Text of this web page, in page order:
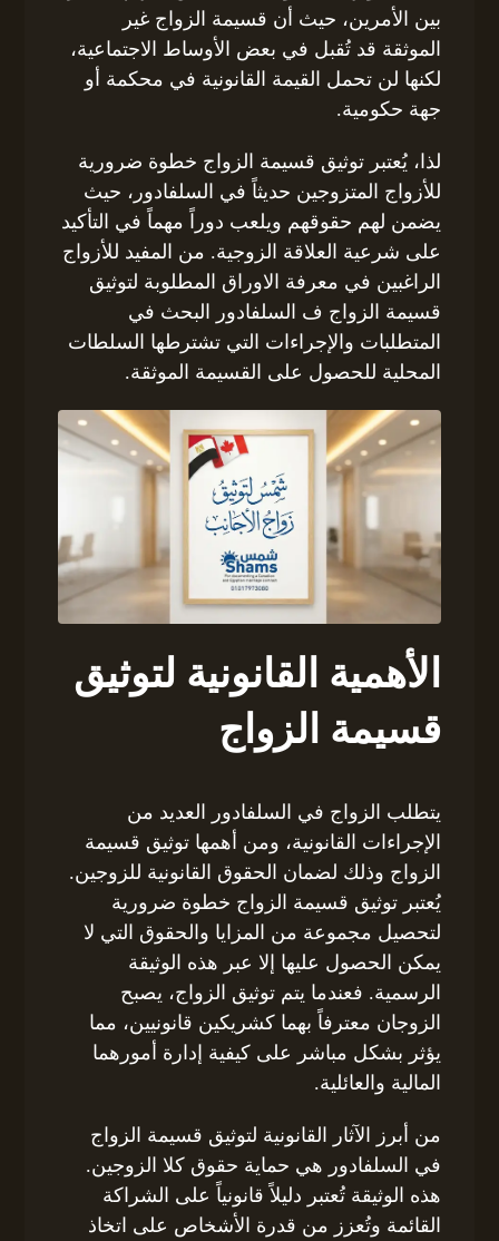
بين الأمرين، حيث أن قسيمة الزواج غير
الموثقة قد تُقبل في بعض الأوساط الاجتماعية،
لكنها لن تحمل القيمة القانونية في محكمة أو
جهة حكومية.
لذا، يُعتبر توثيق قسيمة الزواج خطوة ضرورية
للأزواج المتزوجين حديثاً في السلفادور، حيث
يضمن لهم حقوقهم ويلعب دوراً مهماً في التأكيد
على شرعية العلاقة الزوجية. من المفيد للأزواج
الراغبين في معرفة الاوراق المطلوبة لتوثيق
قسيمة الزواج ف السلفادور البحث في
المتطلبات والإجراءات التي تشترطها السلطات
المحلية للحصول على القسيمة الموثقة.
الأهمية القانونية لتوثيق
قسيمة الزواج
يتطلب الزواج في السلفادور العديد من
الإجراءات القانونية، ومن أهمها توثيق قسيمة
الزواج وذلك لضمان الحقوق القانونية للزوجين.
يُعتبر توثيق قسيمة الزواج خطوة ضرورية
لتحصيل مجموعة من المزايا والحقوق التي لا
يمكن الحصول عليها إلا عبر هذه الوثيقة
الرسمية. فعندما يتم توثيق الزواج، يصبح
الزوجان معترفاً بهما كشريكين قانونيين، مما
يؤثر بشكل مباشر على كيفية إدارة أمورهما
المالية والعائلية.
من أبرز الآثار القانونية لتوثيق قسيمة الزواج
في السلفادور هي حماية حقوق كلا الزوجين.
هذه الوثيقة تُعتبر دليلاً قانونياً على الشراكة
القائمة وتُعزز من قدرة الأشخاص على اتخاذ